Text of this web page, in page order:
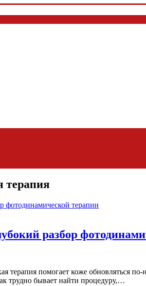
терапия
разбор
терапия помогает коже обновляться
трудно бывает найти процедуру,…